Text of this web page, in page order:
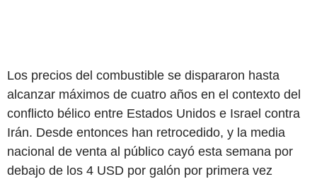
Los precios del combustible se dispararon hasta
alcanzar máximos de cuatro años en el contexto del
conflicto bélico entre Estados Unidos e Israel contra
Irán. Desde entonces han retrocedido, y la media
nacional de venta al público cayó esta semana por
debajo de los 4 USD por galón por primera vez